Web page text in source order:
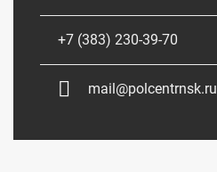
+7 (383) 230-39-70
mail@polcentrnsk.ru